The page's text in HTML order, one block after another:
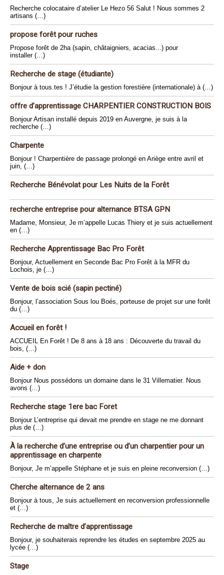
Recherche colocataire d’atelier Le Hezo 56 Salut ! Nous sommes 2
artisans (…)
propose forêt pour ruches
Propose forêt de 2ha (sapin, châtaigniers, acacias...) pour
installer (…)
Recherche de stage (étudiante)
Bonjour à tous.tes ! J’étudie la gestion forestière (internationale) à (…)
offre d’apprentissage CHARPENTIER CONSTRUCTION BOIS
Bonjour Artisan installé depuis 2019 en Auvergne, je suis à la
recherche (…)
Charpente
Bonjour ! Charpentière de passage prolongé en Ariège entre avril et
juin, (…)
Recherche Bénévolat pour Les Nuits de la Forêt
recherche entreprise pour alternance BTSA GPN
Madame, Monsieur, Je m’appelle Lucas Thiery et je suis actuellement
en (…)
Recherche Apprentissage Bac Pro Forêt
Bonjour, Actuellement en Seconde Bac Pro Forêt à la MFR du
Lochois, je (…)
Vente de bois scié (sapin pectiné)
Bonjour, l’association Sous lou Boés, porteuse de projet sur une forêt
du (…)
Accueil en forêt !
ACCUEIL En Forêt ! De 8 ans à 18 ans : Découverte du travail du
bois, (…)
Aide + don
Bonjour Nous possédons un domaine dans le 31 Villematier. Nous
avons (…)
Recherche stage 1ere bac Foret
Bonjour L’entreprise qui devait me prendre en stage ne me donnant
plus de (…)
À la recherche d’une entreprise ou d’un charpentier pour un
apprentissage en charpente
Bonjour, Je m’appelle Stéphane et je suis en pleine reconversion (…)
Cherche alternance de 2 ans
Bonjour à tous, Je suis actuellement en reconversion professionnelle
et (…)
Recherche de maître d’apprentissage
Bonjour, je souhaiterais reprendre les études en septembre 2025 au
lycée (…)
Stage